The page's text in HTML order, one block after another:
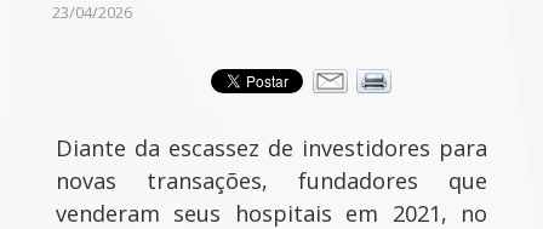
23/04/2026
Diante da escassez de investidores para
novas transações, fundadores que
venderam seus hospitais em 2021, no